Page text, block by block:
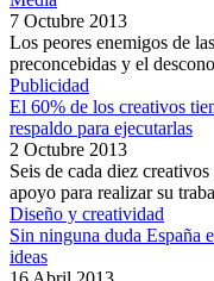
7 Octubre 2013
Los peores enemigos de
preconcebidas y el
Publicidad
El 60% de los creativos
respaldo para ejecutarlas
2 Octubre 2013
Seis de cada diez
apoyo para realizar su
Diseño y creatividad
Sin ninguna duda España
ideas